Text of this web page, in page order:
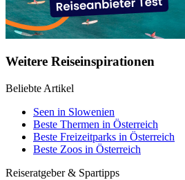
Weitere Reiseinspirationen
Beliebte Artikel
Seen in Slowenien
Beste Thermen in Österreich
Beste Freizeitparks in Österreich
Beste Zoos in Österreich
Reiseratgeber & Spartipps